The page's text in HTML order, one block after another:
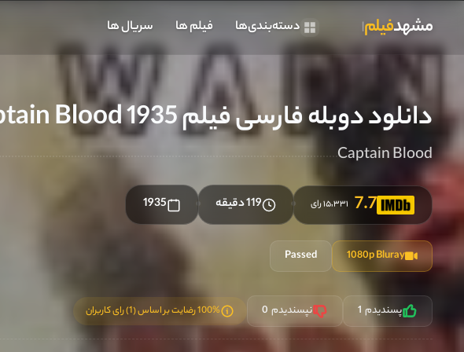
مشهدفیلم دسته‌بندی‌ها فیلم ها سریال ها
دانلود دوبله فارسی فیلم Captain Blood 1935
Captain Blood
7.7
● 119 دقیقه ●
1935
1080p Bluray
Passed
پسندیدم 1 نپسندیدم 0 100% رضایت بر اساس (1) رای کاربران